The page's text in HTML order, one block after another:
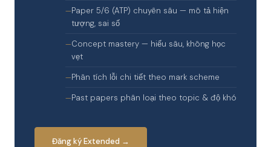
Paper 5/6 (ATP) chuyên sâu — mô tả hiện
tượng, sai số
Concept mastery — hiểu sâu, không học
vẹt
Phân tích lỗi chi tiết theo mark scheme
Past papers phân loại theo topic & độ khó
Đăng ký Extended →